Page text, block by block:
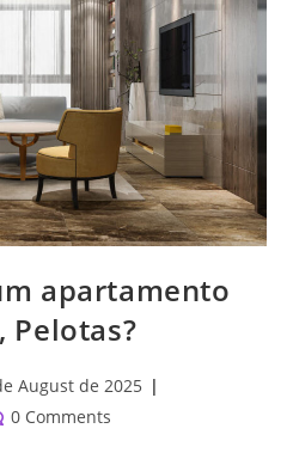
apartamento
Pelotas?
August de 2025
0 Comments